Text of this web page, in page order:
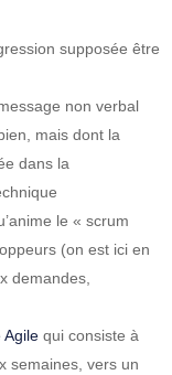
supposée être
non verbal
mais dont la
dans la
le « scrum
(on est ici en
demandes,
Agile qui consiste à
semaines, vers un